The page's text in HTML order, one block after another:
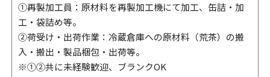
①再製加工員：原材料を再製加工機にて加工、缶詰・加
工・袋詰め等。
②荷受け・出荷作業：冷蔵倉庫への原材料（荒茶）の搬
入・搬出・製品梱包・出荷等。
※①②共に未経験歓迎、ブランクOK